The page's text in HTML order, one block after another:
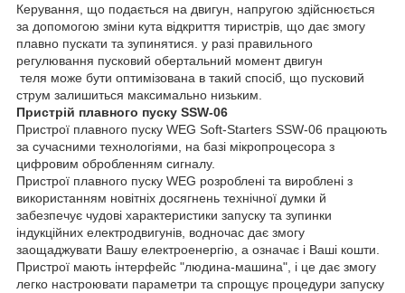
Керування, що подається на двигун, напругою здійснюється
за допомогою зміни кута відкриття тиристрів, що дає змогу
плавно пускати та зупинятися. у разі правильного
регулювання пусковий обертальний момент двигун
теля може бути оптимізована в такий спосіб, що пусковий
струм залишиться максимально низьким.
Пристрій плавного пуску SSW-06
Пристрої плавного пуску WEG Soft-Starters SSW-06 працюють
за сучасними технологіями, на базі мікропроцесора з
цифровим обробленням сигналу.
Пристрої плавного пуску WEG розроблені та вироблені з
використанням новітніх досягнень технічної думки й
забезпечує чудові характеристики запуску та зупинки
індукційних електродвигунів, водночас дає змогу
заощаджувати Вашу електроенергію, а означає і Ваші кошти.
Пристрої мають інтерфейс "людина-машина", і це дає змогу
легко настроювати параметри та спрощує процедури запуску